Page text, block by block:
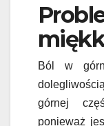
Ból w
górnej
ponieważ